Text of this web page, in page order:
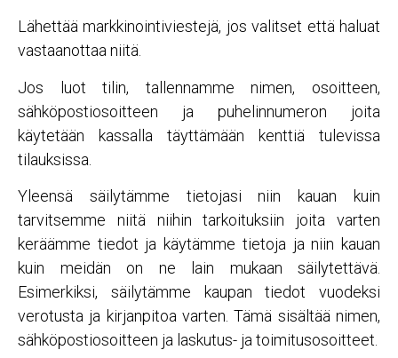
Lähettää markkinointiviestejä, jos valitset että haluat
vastaanottaa niitä.
Jos luot tilin, tallennamme nimen, osoitteen,
sähköpostiosoitteen ja puhelinnumeron joita
käytetään kassalla täyttämään kenttiä tulevissa
tilauksissa.
Yleensä säilytämme tietojasi niin kauan kuin
tarvitsemme niitä niihin tarkoituksiin joita varten
keräämme tiedot ja käytämme tietoja ja niin kauan
kuin meidän on ne lain mukaan säilytettävä.
Esimerkiksi, säilytämme kaupan tiedot vuodeksi
verotusta ja kirjanpitoa varten. Tämä sisältää nimen,
sähköpostiosoitteen ja laskutus- ja toimitusosoitteet.